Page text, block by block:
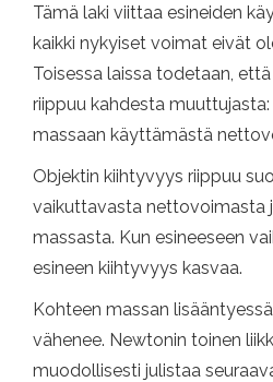
Tämä laki viittaa esineiden
kaikki nykyiset voimat eivät
Toisessa laissa todetaan,
riippuu kahdesta muuttujasta:
massaan käyttämästä
Objektin kiihtyvyys riippuu
vaikuttavasta nettovoimasta
massasta. Kun esineeseen
esineen kiihtyvyys kasvaa.
Kohteen massan
vähenee. Newtonin toinen
muodollisesti julistaa